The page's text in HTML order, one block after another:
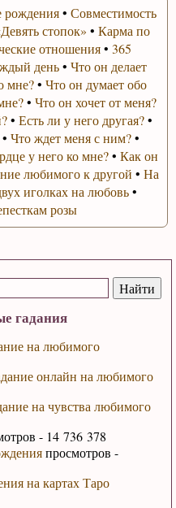
гадания
на любимого
онлайн на любимого
на чувства любимого
- 14 736 378
просмотров -
на картах Таро
рождения• Совместимость
стопок» • Карма по
отношения•365
день• Что он делает
мне?•Что он думает обо
• Что он хочет от меня?
•Есть ли у него другая?•
•Что ждет меня с ним?•
у него ко мне?• Как он
любимого к другой • На
иголках на любовь•
розы